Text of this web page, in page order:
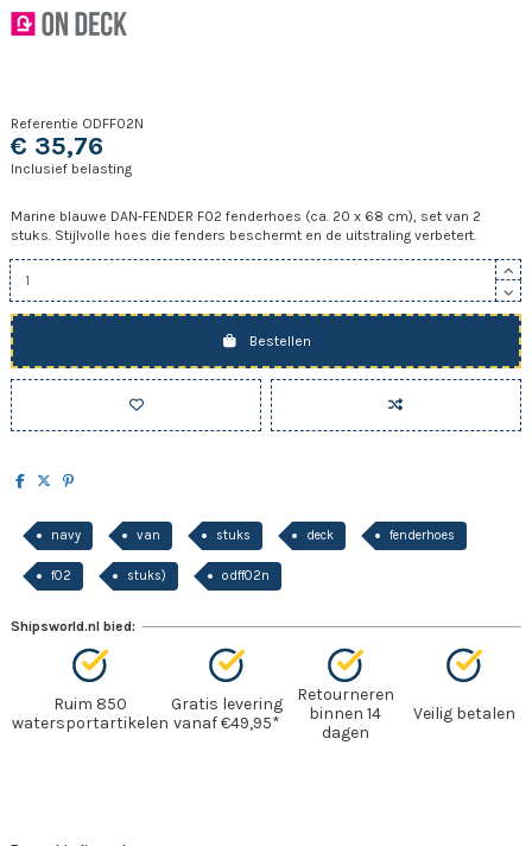
Referentie ODFF02N
€ 35,76
Inclusief belasting
Marine blauwe DAN-FENDER F02 fenderhoes (ca. 20 x 68 cm), set van 2
stuks. Stijlvolle hoes die fenders beschermt en de uitstraling verbetert.
Bestellen
navy van stuks deck fenderhoes
f02 stuks) odff02n
Shipsworld.nl bied:
Ruim 850
watersportartikelen
Gratis levering
vanaf €49,95*
Retourneren
binnen 14
dagen
Veilig betalen